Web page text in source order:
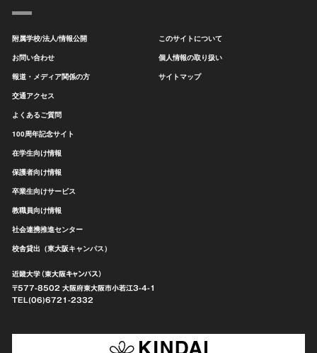
附属学校/法人/情報公開
お問い合わせ
報道・メディア関係の方
交通アクセス
よくあるご質問
100周年記念サイト
在学生向け情報
保護者向け情報
卒業生向けサービス
教職員向け情報
社会連携推進センター
校舎貸出（東大阪キャンパス）
このサイトについて
個人情報の取り扱い
サイトマップ
近畿大学（東大阪キャンパス）
〒577-8502 大阪府東大阪市小若江3-4-1
TEL(06)6721-2332